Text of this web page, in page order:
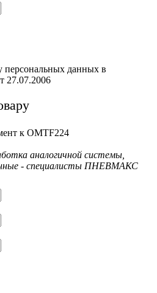
персональных данных в
27.07.2006
к OMTF224
аналогичной системы,
- специалисты ПНЕВМАКС